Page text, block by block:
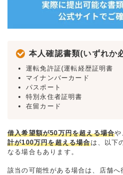
本人確認書類(いずれか
運転免許証(運転経歴証明書
マイナンバーカード
パスポート
特別永住者証明書
在留カード
借入希望額が50万円を超える場合や
計が100万円を超える場合は、以下
なる場合もあります。
該当の可能性がある場合は、店舗